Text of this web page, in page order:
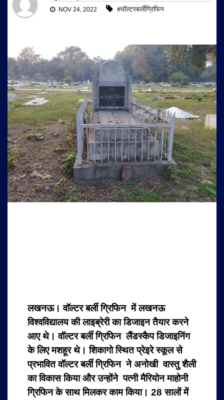
NOV 24, 2022 #वॉल्टरबर्लीग्रिफिन
लखनऊ। वॉल्टर बर्ली ग्रिफिन में लखनऊ
विश्वविद्यालय की लाइब्रेरी का डिजाइन तैयार करने
आए थे। वॉल्टर बर्ली ग्रिफिन लैंडस्कैप डिजाइनिंग
के लिए मशहूर थे। शिकागो स्थित प्रेइरे स्कूल से
प्रभावित वॉल्टर बर्ली ग्रिफिन ने अनोखी वास्तु शैली
का विकास किया और उन्होंने पत्नी मैरियोन माहोनी
ग्रिफिन के साथ मिलकर काम किया। 28 सालों में